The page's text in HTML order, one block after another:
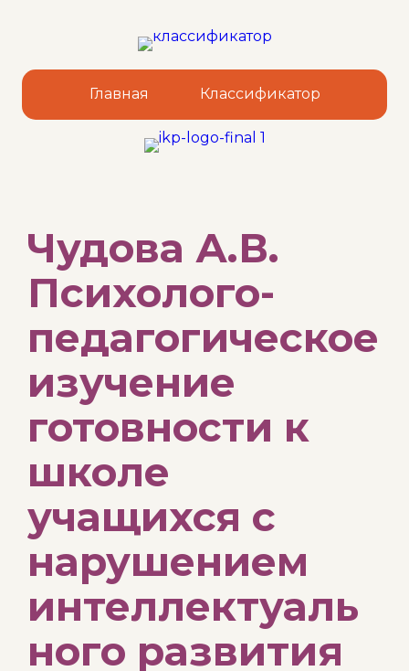
Главная Классификатор
Чудова А.В.
Психолого-
педагогическое
изучение
готовности к
школе
учащихся с
нарушением
интеллектуаль
ного развития